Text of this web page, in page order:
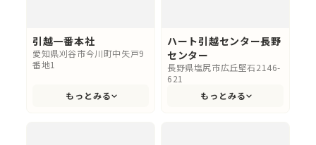
引越一番本社
愛知県刈谷市今川町中矢戸9
番地1
もっとみる
ハート引越センター長野
センター
長野県塩尻市広丘堅石2146-
621
もっとみる